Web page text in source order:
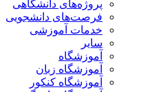
پروژه‌های دانشگاهی
فرصت‌های دانشجویی
خدمات آموزشی
سایر
آموزشگاه
آموزشگاه زبان
آموزشگاه کنکور